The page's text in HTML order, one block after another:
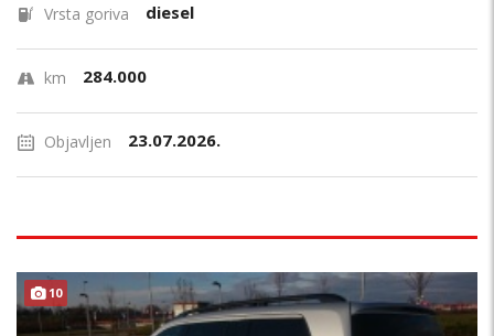
Vrsta goriva diesel
km 284.000
Objavljen 23.07.2026.
10